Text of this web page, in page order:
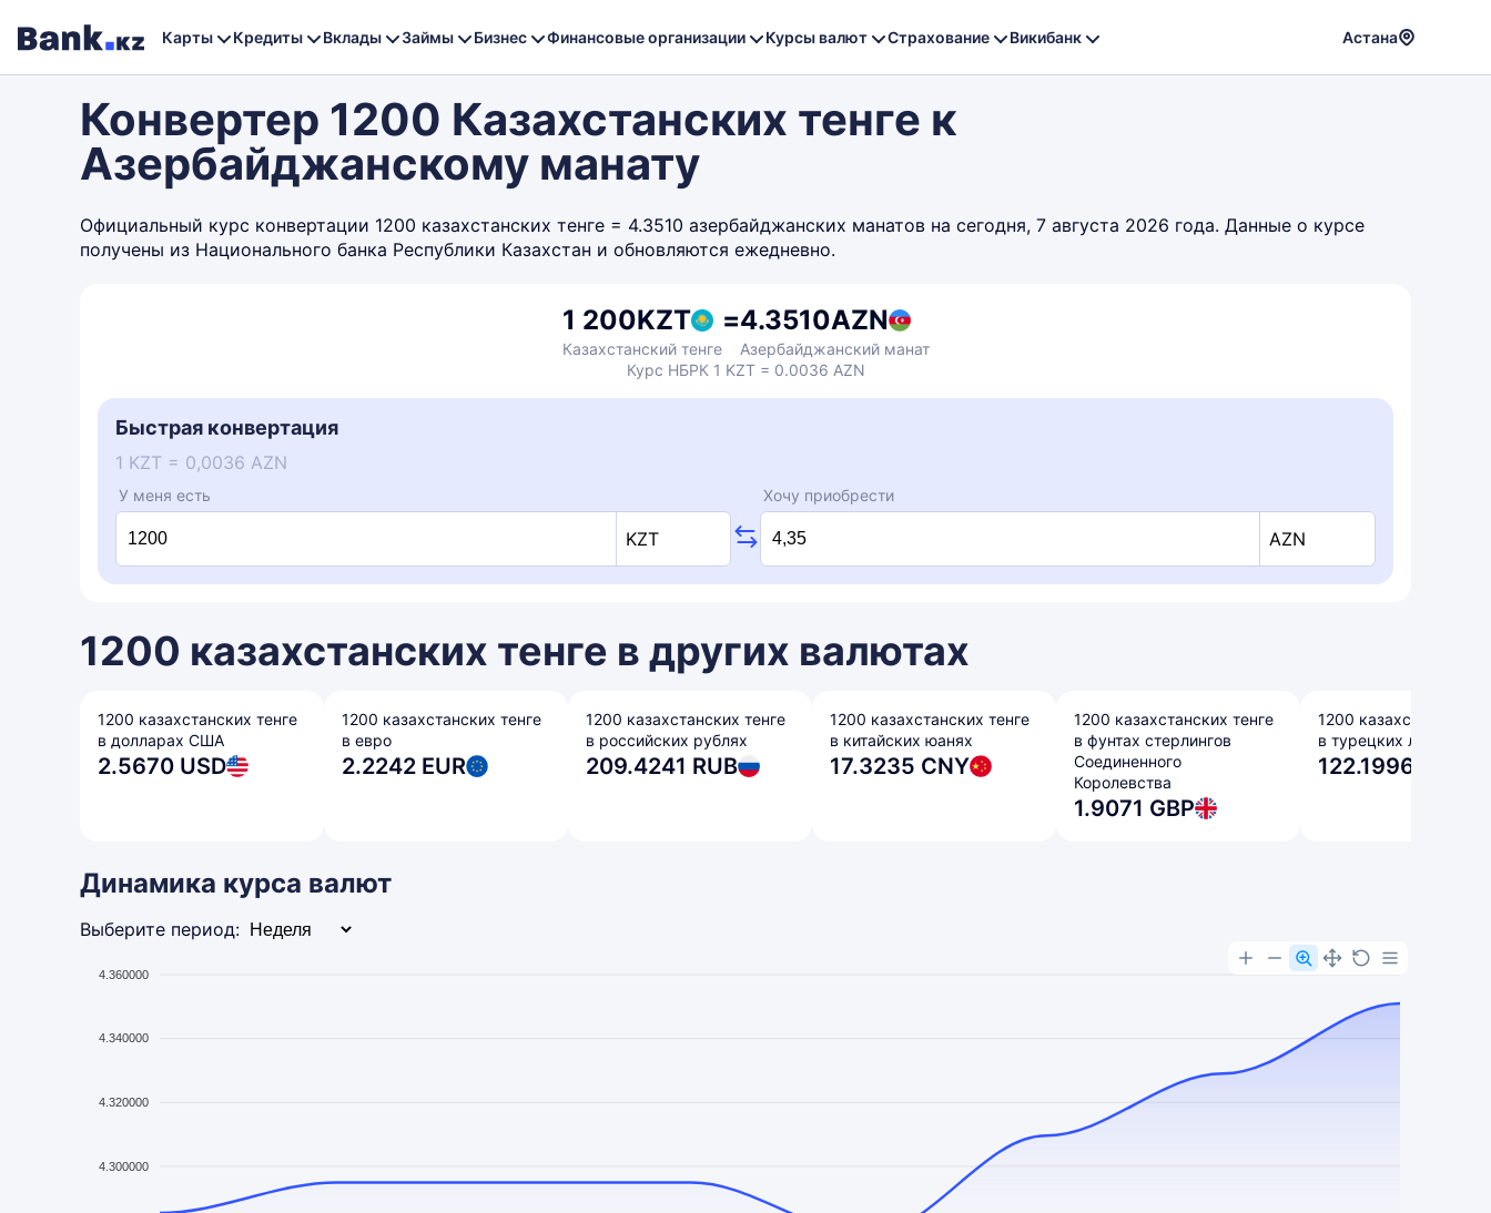
Карты Кредиты Вклады Займы Бизнес Финансовые организации Курсы валют Страхование Викибанк Астана
Конвертер 1200 Казахстанских тенге к
Азербайджанскому манату
Официальный курс конвертации 1200 казахстанских тенге = 4.3510 азербайджанских манатов на сегодня, 7 августа 2026 года. Данные о курсе
получены из Национального банка Республики Казахстан и обновляются ежедневно.
1 200KZT
Казахстанский тенге
=4.3510AZN
Азербайджанский манат
Курс НБРК 1 KZT = 0.0036 AZN
Быстрая конвертация
1 KZT = 0,0036 AZN
У меня есть
KZT
Хочу приобрести
AZN
1200 казахстанских тенге в других валютах
1200 казахстанских тенге
в долларах США
2.5670 USD
1200 казахстанских тенге
в евро
2.2242 EUR
1200 казахстанских тенге
в российских рублях
209.4241 RUB
1200 казахстанских тенге
в китайских юанях
17.3235 CNY
1200 казахстанских тенге
в фунтах стерлингов
Соединенного
Королевства
1.9071 GBP
1200 казахстанских
в турецких лирах
122.1996 TRY
Динамика курса валют
Выберите период:
4.360000
4.340000
4.320000
4.300000